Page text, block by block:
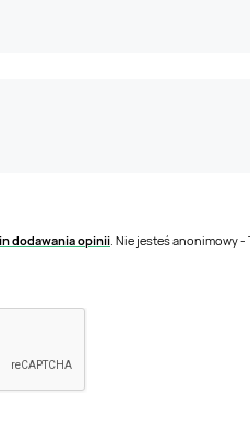
dodawania opinii . Nie jesteś anonimowy